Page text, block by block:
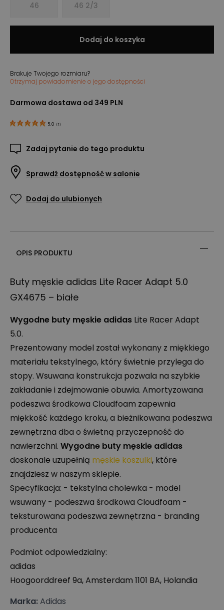
46 46 2/3
Dodaj do koszyka
Brakuje Twojego rozmiaru?
Otrzymaj powiadomienie o jego dostępności
Darmowa dostawa od 349 PLN
5.0 (1)
Zadaj pytanie do tego produktu
Sprawdź dostępność w salonie
Dodaj do ulubionych
OPIS PRODUKTU
Buty męskie adidas Lite Racer Adapt 5.0
GX4675 – białe
Wygodne buty męskie adidas Lite Racer Adapt
5.0.
Prezentowany model został wykonany z miękkiego
materiału tekstylnego, który świetnie przylega do
stopy. Wsuwana konstrukcja pozwala na szybkie
zakładanie i zdejmowanie obuwia. Amortyzowana
podeszwa środkowa Cloudfoam zapewnia
miękkość każdego kroku, a bieżnikowana podeszwa
zewnętrzna dba o świetną przyczepność do
nawierzchni. Wygodne buty męskie adidas
doskonale uzupełnią męskie koszulki, które
znajdziesz w naszym sklepie.
Specyfikacja: - tekstylna cholewka - model
wsuwany - podeszwa środkowa Cloudfoam -
teksturowana podeszwa zewnętrzna - branding
producenta
Podmiot odpowiedzialny:
adidas
Hoogoorddreef 9a, Amsterdam 1101 BA, Holandia
Marka:Adidas